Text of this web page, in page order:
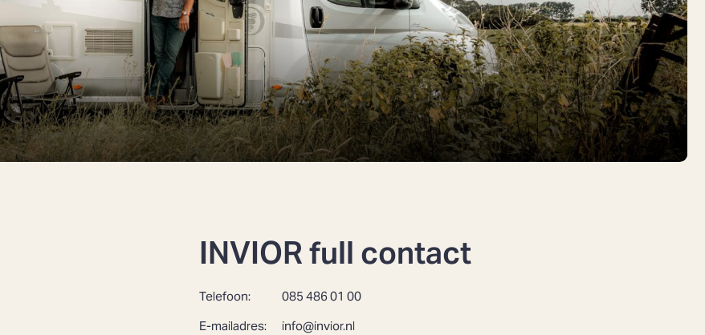
INVIOR full contact
Telefoon:
085 486 01 00
E-mailadres:
info@invior.nl